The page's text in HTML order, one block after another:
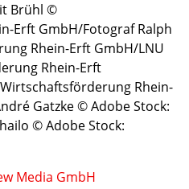
Brühl ©
Erft GmbH/Fotograf Ralph
Rhein-Erft GmbH/LNU
Rhein-Erft
Rhein-
Gatzke © Adobe Stock:
© Adobe Stock:
Media GmbH